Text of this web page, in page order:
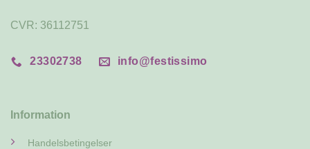
CVR: 36112751
23302738 info@festissimo
Information
Handelsbetingelser